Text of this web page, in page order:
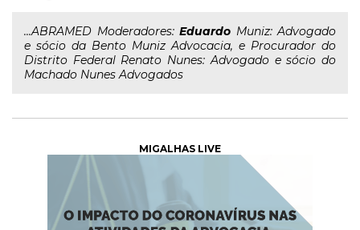
...ABRAMED Moderadores: Eduardo Muniz: Advogado
e sócio da Bento Muniz Advocacia, e Procurador do
Distrito Federal Renato Nunes: Advogado e sócio do
Machado Nunes Advogados
MIGALHAS LIVE